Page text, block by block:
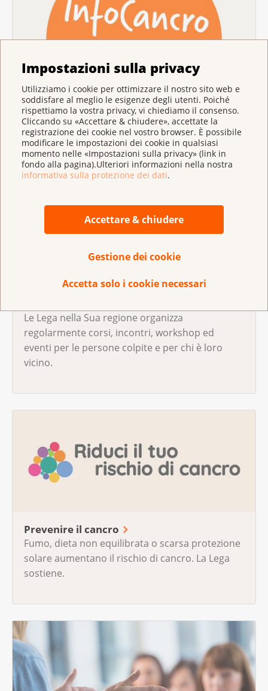
Impostazioni sulla privacy
Utilizziamo i cookie per ottimizzare il nostro sito web e
soddisfare al meglio le esigenze degli utenti. Poiché
rispettiamo la vostra privacy, vi chiediamo il consenso.
Cliccando su «Accettare & chiudere», accettate la
registrazione dei cookie nel vostro browser. È possibile
modificare le impostazioni dei cookie in qualsiasi
momento nelle «Impostazioni sulla privacy» (link in
fondo alla pagina).Ulteriori informazioni nella nostra
informativa sulla protezione dei dati.
Accettare & chiudere
Gestione dei cookie
Accetta solo i cookie necessari
Consulenza e sostegno
Ha domande sul cancro? Chiami InfoCancro o
chiedete consiglio a una lega contro il cancro.
Le Lega nella Sua regione organizza
regolarmente corsi, incontri, workshop ed
eventi per le persone colpite e per chi è loro
vicino.
Prevenire il cancro
Fumo, dieta non equilibrata o scarsa protezione
solare aumentano il rischio di cancro. La Lega
sostiene.